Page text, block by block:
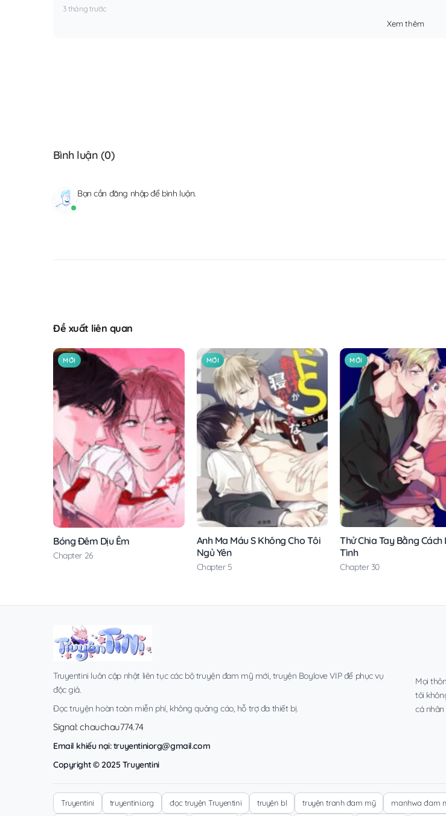
3 tháng trước
Xem thêm
Bình luận (0)
Bạn cần đăng nhậpđể bình luận.
Đề xuất liên quan
MỚI
Bóng Đêm Dịu Êm
Chapter 26
MỚI
Anh Ma Máu S Không Cho Tôi
Ngủ Yên
Chapter 5
MỚI
Thử Chia Tay Bằng Cách
Tình
Chapter 30
Truyentini luôn cập nhật liên tục các bộ truyện đam mỹ mới, truyện Boylove VIP để phục vụ
độc giả.
Đọc truyện hoàn toàn miễn phí, không quảng cáo, hỗ trợ đa thiết bị.
Signal: chauchau774.74
Email khiếu nại:truyentiniorg@gmail.com
Copyright © 2025 Truyentini
Mọi
tôi
cá
Truyentini truyentini.org đọc truyện Truyentini truyện bl truyện tranh đam mỹ manhwa đam